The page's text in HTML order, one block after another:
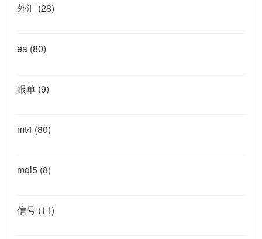
外汇 (28)
ea (80)
跟单 (9)
mt4 (80)
mql5 (8)
信号 (11)